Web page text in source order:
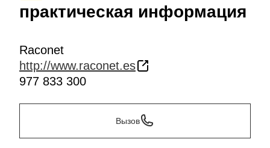
практическая информация
Raconet
http://www.raconet.es
977 833 300
Вызов